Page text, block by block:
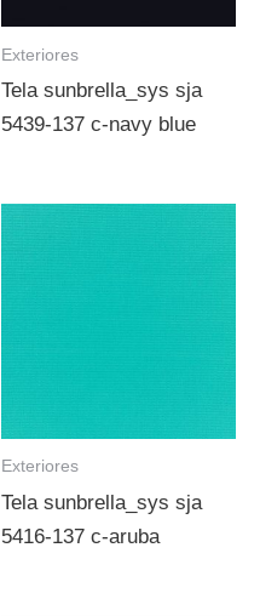
Exteriores
Tela sunbrella_sys sja
5439-137 c-navy blue
Exteriores
Tela sunbrella_sys sja
5416-137 c-aruba